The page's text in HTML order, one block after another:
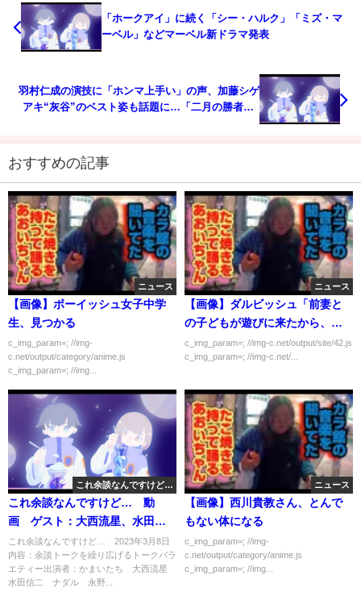
「ホークアイ」に続く「シー・ハルク」「ミズ・マ
ーベル」などマーベル新ドラマ発表
羽村仁成の演技に「ホンマ上手い」の声、加藤シゲ
アキ“灰谷”のベスト姿も話題に…「二月の勝者」5
おすすめの記事
ニュース
【画像】ボーイッシュ女子中学
生、見つかる
c_img_param=; //img-
c.net/output/category/anime.js
c_img_param=; //img...
ニュース
【画像】ダルビッシュ「前妻と
の子どもが遊びに来たから、今
の子どもと遊ばせたわｗｗｗｗ
ｗ」
c_img_param=; //img-c.net/output/site/42.js
c_img_param=; //img-c.net/...
これ余談なんですけど…
これ余談なんですけど… 動
画 ゲスト：大西流星、水田信
二、ナダル 3月8日
これ余談なんですけど… 2023年3月8日
内容：余談トークを繰り広げるトークバラ
エティー出演者：かまいたち 大西流星
水田信二 ナダル 永野...
ニュース
【画像】西川貴教さん、とんで
もない体になる
c_img_param=; //img-
c.net/output/category/anime.js
c_img_param=; //img...